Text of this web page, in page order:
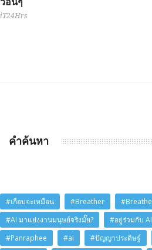
iT24Hrs
คำค้นหา
#เกือบจะเหมือน #Breather
#Breathe
#AI มาแย่งงานมนุษย์จริงมั๊ย?
#อยู่ร่วมกับ AI
#Panraphee
#ai #ปัญญาประดิษฐ์